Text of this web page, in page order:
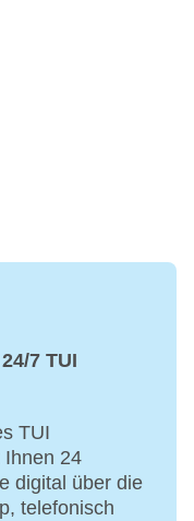
7 TUI
TUI
Ihnen 24
digital über die
telefonisch